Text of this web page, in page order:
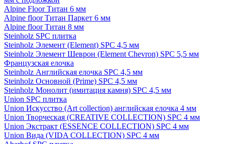
Alpine Floor Титан 6 мм
Alpine floor Титан Паркет 6 мм
Alpine floor Титан 8 мм
Steinholz SPC плитка
Steinholz Элемент (Element) SPC 4,5 мм
Steinholz Элемент Шеврон (Element Chevron) SPC 5,5 мм
Французская елочка
Steinholz Английская елочка SPC 4,5 мм
Steinholz Основной (Prime) SPC 4,5 мм
Steinholz Монолит (имитация камня) SPC 4,5 мм
Union SPC плитка
Union Искусство (Art collection) английская елочка 4 мм
Union Творческая (CREATIVE COLLECTION) SPC 4 мм
Union Экстракт (ESSENCE COLLECTION) SPC 4 мм
Union Вида (VIDA COLLECTION) SPC 4 мм